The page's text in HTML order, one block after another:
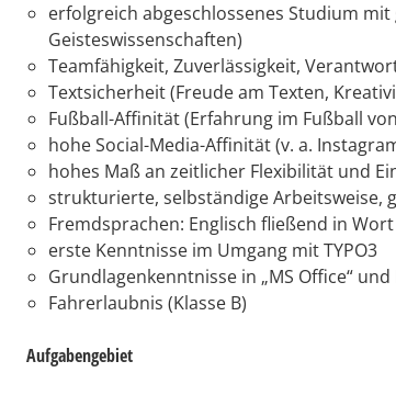
erfolgreich abgeschlossenes Studium
Geisteswissenschaften)
Teamfähigkeit, Zuverlässigkeit,
Textsicherheit (Freude am Texten,
Fußball-Affinität (Erfahrung im Fußball
hohe Social-Media-Affinität (v. a.
hohes Maß an zeitlicher Flexibilität und
strukturierte, selbständige Arbeitsweise,
Fremdsprachen: Englisch fließend in
erste Kenntnisse im Umgang mit TYPO3
Grundlagenkenntnisse in „MS Office“
Fahrerlaubnis (Klasse B)
Aufgabengebiet